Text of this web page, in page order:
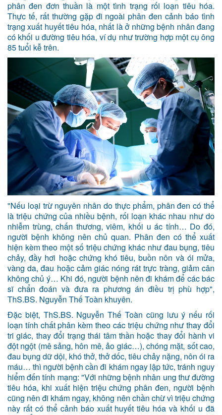
phân đen đơn thuần là một tình trạng rối loạn tiêu hóa.
Thực tế, rất thường gặp đi ngoài phân đen cảnh báo tình
trạng xuất huyết tiêu hóa, nhất là ở những bệnh nhân đang
có khối u đường tiêu hóa, ví dụ như trường hợp một cụ ông
85 tuổi kễ trên.
"Nếu loại trừ nguyên nhân do thực phẩm, phân đen có thể
là triệu chứng của nhiều bệnh, rối loạn khác nhau như do
nhiễm trùng, chấn thương, viêm, khối u ác tính… Do đó,
người bệnh không nên chủ quan. Phân đen có thể xuất
hiện kèm theo một số triệu chứng khác như đau bụng, tiêu
chảy, đầy hơi hoặc chứng khó tiêu, buồn nôn và ói mửa,
vàng da, đau hoặc cảm giác nóng rát trực tràng, giảm cân
không chủ ý… Khi đó, người bệnh nên đi khám để các bác
sĩ chẩn đoán và đưa ra phương án điều trị phù hợp",
ThS.BS. Nguyễn Thế Toàn khuyên.
Đặc biệt, ThS.BS. Nguyễn Thế Toàn cũng lưu ý nếu rối
loạn tính chất phân kèm theo các triệu chứng như thay đổi
tri giác, thay đổi trạng thái tâm thần hoặc thay đổi hành vi
đột ngột (mê sảng, hôn mê, ảo giác…), chóng mặt, sốt cao,
đau bụng dữ dội, khó thở, thở dốc, tiêu chảy nặng, nôn ói ra
máu… thì người bệnh cần đi khám ngay lập tức, tránh nguy
hiểm đến tính mạng: "Với những bệnh nhân ung thư đường
tiêu hóa, khi xuất hiện triệu chứng phân đen, người bệnh
cũng nên đi khám ngay, không nên chần chừ vì triệu chứng
này rất có thể cảnh báo xuất huyết tiêu hóa và khối u đã